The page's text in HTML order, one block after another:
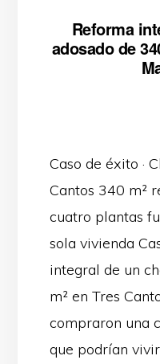
Reforma
adosado de
Caso de éxito ·
Cantos 340 m²
cuatro plantas
sola vivienda
integral de un
m² en Tres
compraron una
que podrían